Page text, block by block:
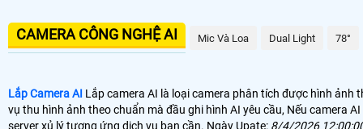
🔭 Camera Sola Công Nghệ AI
thì có thể thấy biển số phân tích tốc độ, lấn tuyến dừng đỗ. với những
phải có server hổ trợ dữ liệu thì công nghệ AI mới đảm bảo hoặt động
CAMERA CÔNG NGHỆ AI Mic Và Loa Dual Light 78°
Lắp Camera AI Lắp camera AI là loại camera phân tích được hình ảnh
vụ thu hình ảnh theo chuẩn mà đầu ghi hình AI yêu cầu, Nếu camera
server xủ lý tương ứng dịch vụ bạn cần. Ngày Upate: 8/4/2026